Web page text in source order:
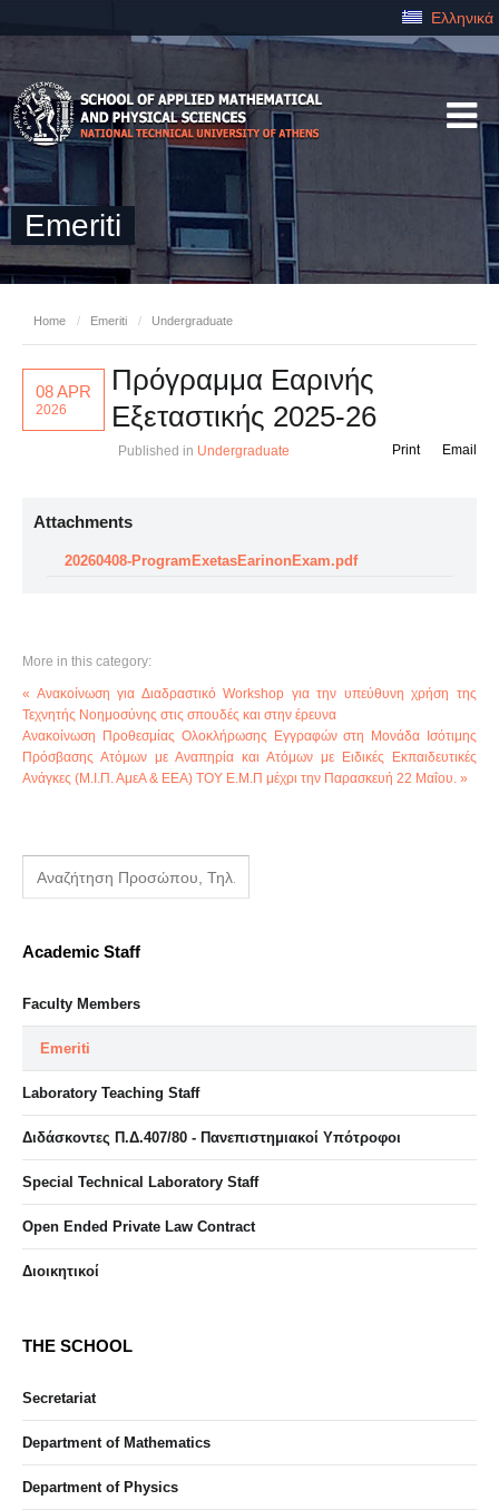
Ελληνικά
Emeriti
Home / Emeriti / Undergraduate
08 APR
2026
Πρόγραμμα Εαρινής
Εξεταστικής 2025-26
Published in Undergraduate Email
Print
Attachments
20260408-ProgramExetasEarinonExam.pdf
More in this category:
« Ανακοίνωση για Διαδραστικό Workshop για την υπεύθυνη χρήση της
Τεχνητής Νοημοσύνης στις σπουδές και στην έρευνα
Ανακοίνωση Προθεσμίας Ολοκλήρωσης Εγγραφών στη Μονάδα Ισότιμης
Πρόσβασης Ατόμων με Αναπηρία και Ατόμων με Ειδικές Εκπαιδευτικές
Ανάγκες (Μ.Ι.Π. ΑμεΑ & ΕΕΑ) ΤΟΥ Ε.Μ.Π μέχρι την Παρασκευή 22 Μαΐου. »
Academic Staff
Faculty Members
Emeriti
Laboratory Teaching Staff
Διδάσκοντες Π.Δ.407/80 - Πανεπιστημιακοί Υπότροφοι
Special Technical Laboratory Staff
Open Ended Private Law Contract
Διοικητικοί
THE SCHOOL
Secretariat
Department of Mathematics
Department of Physics